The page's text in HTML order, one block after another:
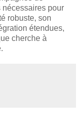
nécessaires pour
robuste, son
étendues,
cherche à